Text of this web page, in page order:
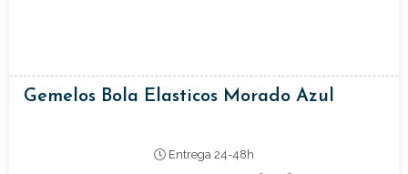
Gemelos Bola Elasticos Morado Azul
Entrega 24-48h